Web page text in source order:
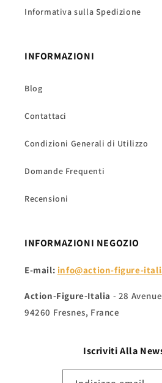
Informativa sulla Spedizione
INFORMAZIONI
Blog
Contattaci
Condizioni Generali di Utilizzo
Domande Frequenti
Recensioni
INFORMAZIONI NEGOZIO
E-mail: info@action-figure-
Action-Figure-Italia - 28
94260 Fresnes, France
Iscriviti Alla